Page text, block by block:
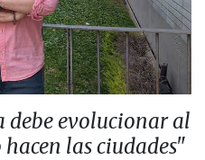
evolucionar al
las ciudades"